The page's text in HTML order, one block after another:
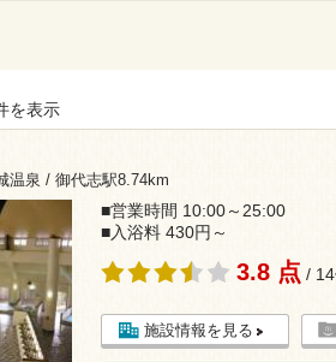
を表示
温泉 / 御代志駅8.74km
■営業時間 10:00～25:00
■入浴料 430円～
3.8 点 /
施設情報を見る